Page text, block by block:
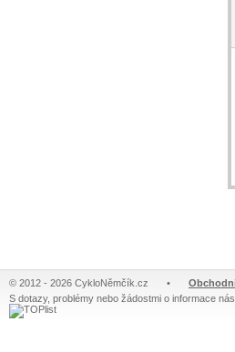
© 2012 - 2026 CykloNěmčík.cz •
S dotazy, problémy nebo žádostmi o informace